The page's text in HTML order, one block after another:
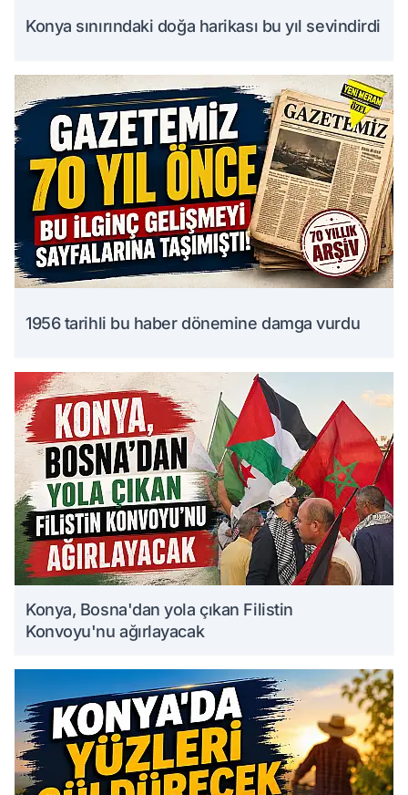
Konya sınırındaki doğa harikası bu yıl sevindirdi
1956 tarihli bu haber dönemine damga vurdu
Konya, Bosna'dan yola çıkan Filistin
Konvoyu'nu ağırlayacak